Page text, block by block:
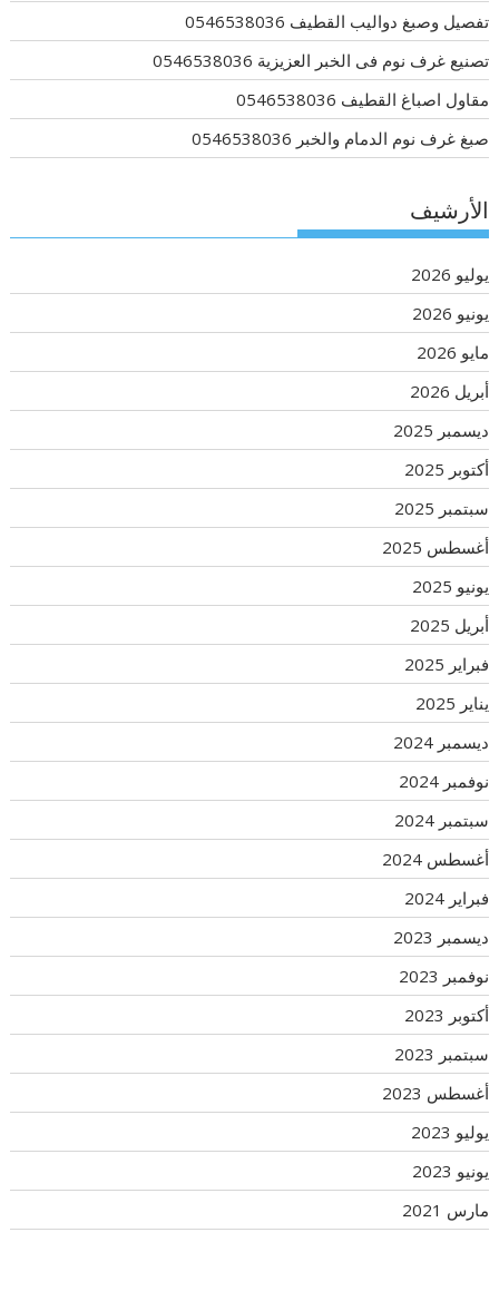
تفصيل وصبغ دواليب القطيف 0546538036
تصنيع غرف نوم فى الخبر العزيزية 0546538036
مقاول اصباغ القطيف 0546538036
صبغ غرف نوم الدمام والخبر 0546538036
الأرشيف
يوليو 2026
يونيو 2026
مايو 2026
أبريل 2026
ديسمبر 2025
أكتوبر 2025
سبتمبر 2025
أغسطس 2025
يونيو 2025
أبريل 2025
فبراير 2025
يناير 2025
ديسمبر 2024
نوفمبر 2024
سبتمبر 2024
أغسطس 2024
فبراير 2024
ديسمبر 2023
نوفمبر 2023
أكتوبر 2023
سبتمبر 2023
أغسطس 2023
يوليو 2023
يونيو 2023
مارس 2021